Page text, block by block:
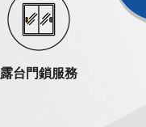
露台門鎖服務